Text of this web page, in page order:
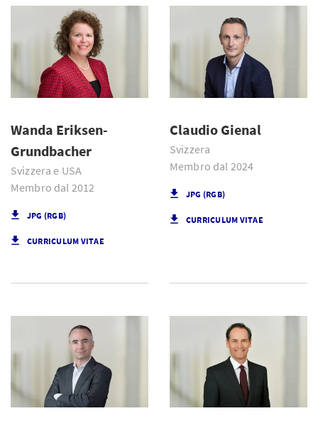
Wanda Eriksen-
Grundbacher
Svizzera e USA
Membro dal 2012
JPG (RGB)
CURRICULUM VITAE
Claudio Gienal
Svizzera
Membro dal 2024
JPG (RGB)
CURRICULUM VITAE